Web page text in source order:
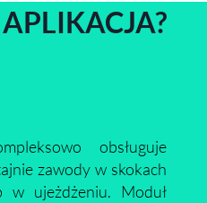
APLIKACJA?
obsługuje
zawody w skokach
w ujeżdżeniu. Moduł